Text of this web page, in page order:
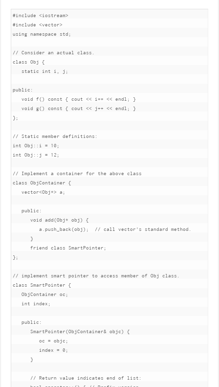
#include
<iostream>
#include
<vector>
using namespace std ;
// Consider an actual class.
class
Obj
{
static
int i j ;
public :
void
f() const { cout << i++ << endl ;
}
void
g() const { cout << j++ << endl ;
}
};
// Static member definitions:
int
Obj :: i = 10 ;
int
Obj :: j = 12 ;
// Implement a container for the above class
class
ObjContainer
{
   vector
<Obj*> a ;
public :
void
add(Obj* obj )
{
         a
.push_back(obj );
// call vector's standard method.
}
friend
class SmartPointer ;
};
// implement smart pointer to access member of Obj class.
class
SmartPointer
{
ObjContainer
oc ;
int
index ;
public :
SmartPointer(ObjContainer& objc)
{
         oc
= objc ;
         index
= 0 ;
}
// Return value indicates end of list: